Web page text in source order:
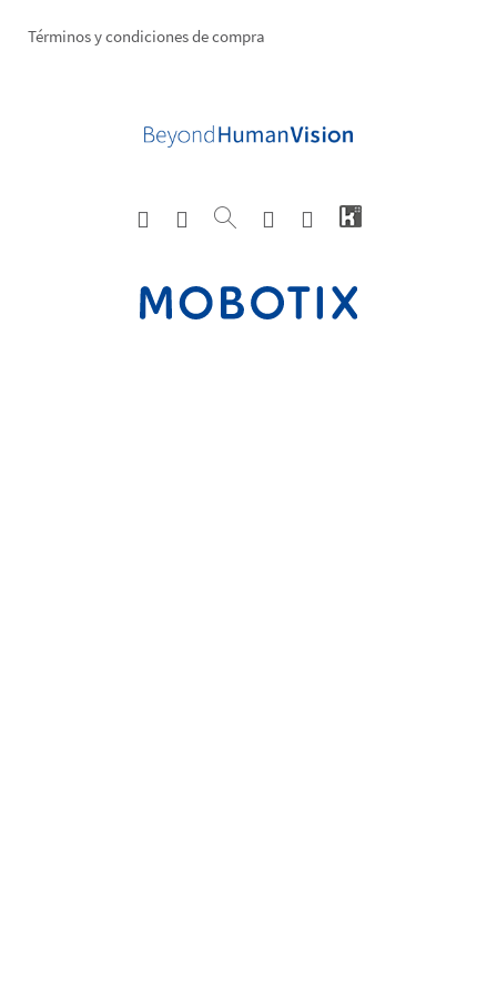
Términos y condiciones de compra